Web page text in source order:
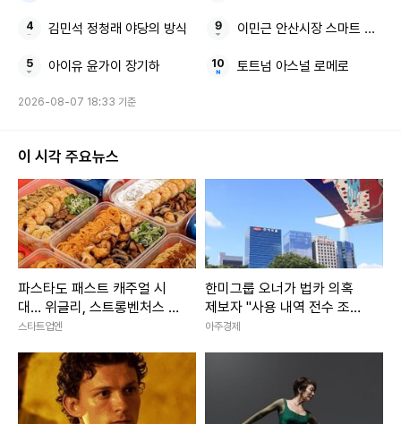
김민석 정청래 야당의 방식
아이유 윤가이 장기하
이민근 안산시장 스마트 행정
토트넘 아스널 로메로
2026-08-07 18:33 기준
이 시각 주요뉴스
파스타도 패스트 캐주얼 시
대… 위글리, 스트롱벤처스 시
드 투자 유치
스타트업엔
한미그룹 오너가 법카 의혹
제보자 "사용 내역 전수 조사
해야"… 신동국 회장 연계설
아주경제